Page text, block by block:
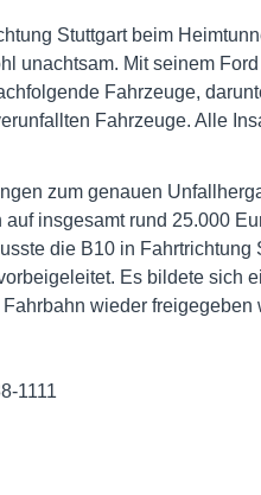
Stuttgart beim
unachtsam. Mit seinem
Fahrzeuge,
Fahrzeuge. Alle
zum genauen
insgesamt rund 25.000
die B10 in Fahrtrichtung
Es bildete sich
wieder freigegeben
1111